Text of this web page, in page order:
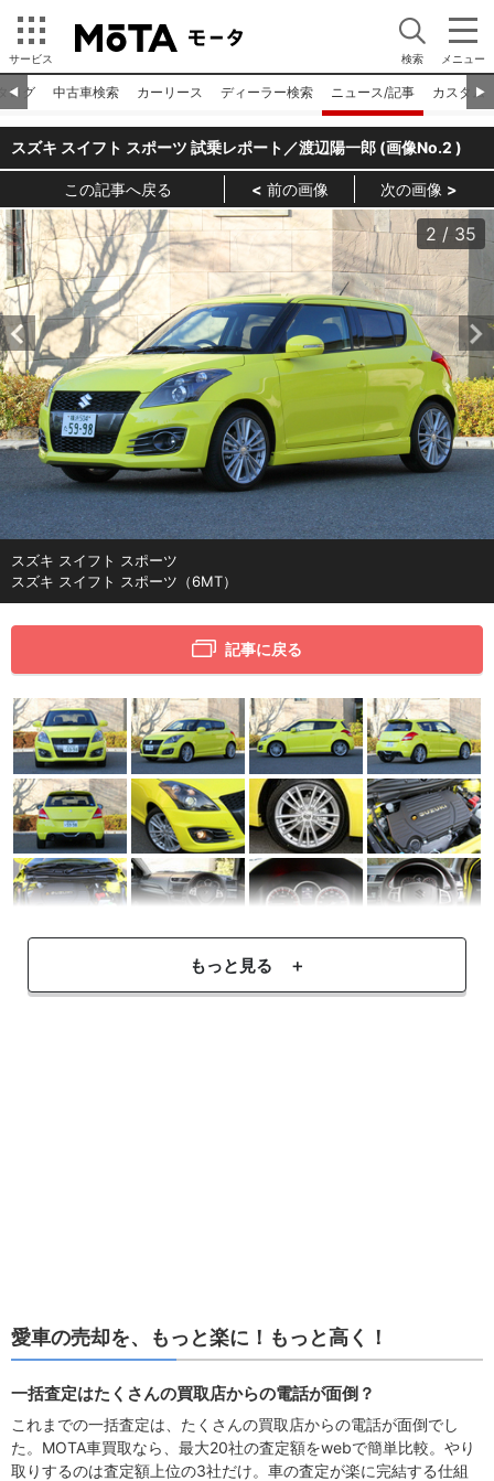
サービス 検索 メニュー
◀︎ ▶︎
ログ 中古車検索 カーリース ディーラー検索 ニュース/記事 カスタム
スズキ スイフト スポーツ 試乗レポート／渡辺陽一郎 (画像No.2 )
この記事へ戻る 前の画像 次の画像
スズキ スイフト スポーツ
スズキ スイフト スポーツ（6MT）
2 / 35
記事に戻る
もっと見る ＋
愛車の売却を、もっと楽に！もっと高く！
一括査定はたくさんの買取店からの電話が面倒？
これまでの一括査定は、たくさんの買取店からの電話が面倒でし
た。MOTA車買取なら、最大20社の査定額をwebで簡単比較。やり
取りするのは査定額上位の3社だけ。車の査定が楽に完結する仕組